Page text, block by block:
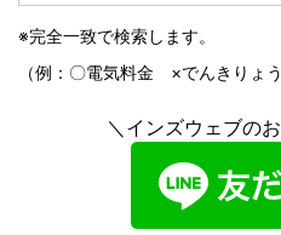
※完全一致で検索します。
（例：〇電気料金 ×でんきりょう
＼インズウェブの